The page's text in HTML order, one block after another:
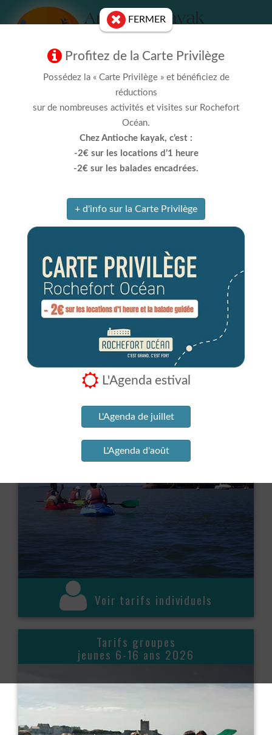
06 63 20 51 44
RÉSERVER L'AGENDA DEVIS
Tarifs évènementiels
adultes 2026
Groupe | Animations Adultes
2026
Voir tarifs individuels
Tarifs groupes
jeunes 6-16 ans 2026
FERMER
Profitez de la Carte Privilège
Possédez la « Carte Privilège » et bénéficiez de
réductions
sur de nombreuses activités et visites sur Rochefort
Océan.
Chez Antioche kayak, c’est :
-2€ sur les locations d’1 heure
-2€ sur les balades encadrées.
+ d'info sur la Carte Privilège
L'Agenda estival
L'Agenda de juillet
L'Agenda d'août